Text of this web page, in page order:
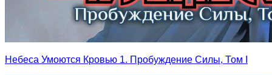
Небеса Умоются Кровью 1. Пробуждение Силы, Том I